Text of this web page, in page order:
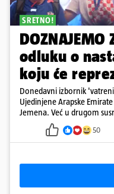
SRETNO!
odluku o
koju će
Donedavni izbornik
Ujedinjene Arapske
Jemena. Već u drugom
50